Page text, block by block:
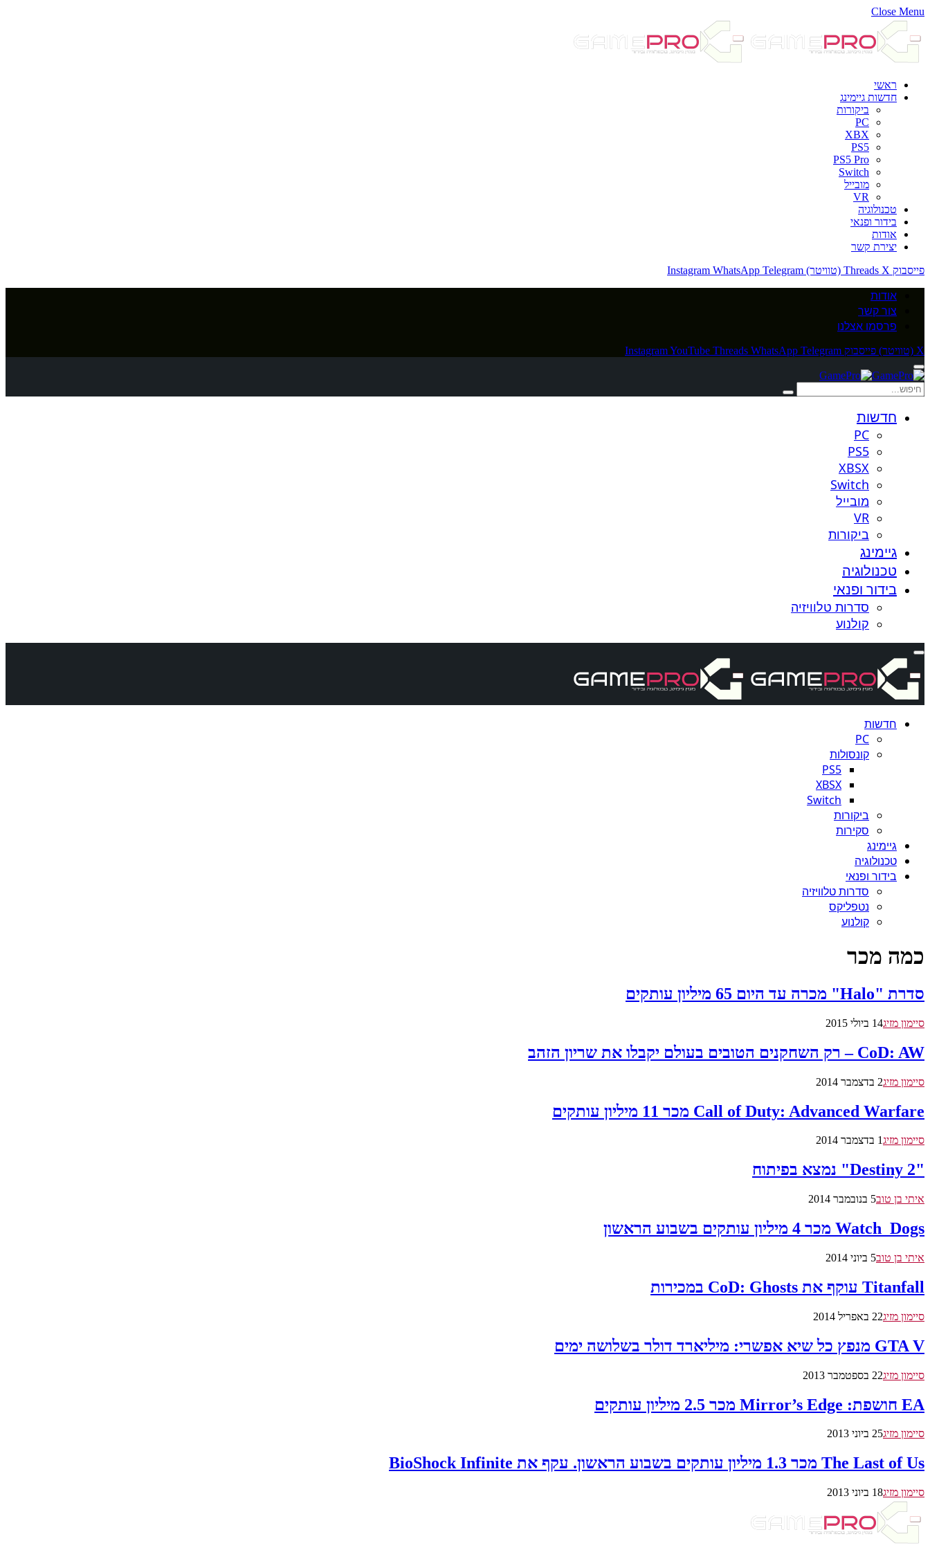
Close Menu
ראשי
חדשות גיימינג
ביקורות
PC
XBX
PS5
PS5 Pro
Switch
מובייל
VR
טכנולוגיה
בידור ופנאי
אודות
יצירת קשר
פייסבוק
Threads X (טוויטר) Instagram WhatsApp Telegram
אודות
צור קשר
פרסמו אצלנו
X (טוויטר) פייסבוק InstagramYouTube Threads WhatsApp Telegram
חדשות
PC
PS5
XBSX
Switch
מובייל
VR
ביקורות
גיימינג
טכנולוגיה
בידור ופנאי
סדרות טלוויזיה
קולנוע
חדשות
PC
קונסולות
PS5
XBSX
Switch
ביקורות
סקירות
גיימינג
טכנולוגיה
בידור ופנאי
סדרות טלוויזיה
נטפליקס
קולנוע
כמה מכר
סדרת "Halo" מכרה עד היום 65 מיליון עותקים
סיימון מזיג14 ביולי 2015
CoD: AW – רק השחקנים הטובים בעולם יקבלו את שריון הזהב
סיימון מזיג2 בדצמבר 2014
Call of Duty: Advanced Warfare מכר 11 מיליון עותקים
סיימון מזיג1 בדצמבר 2014
"Destiny 2" נמצא בפיתוח
איתי בן טוב5 בנובמבר 2014
Watch_Dogs מכר 4 מיליון עותקים בשבוע הראשון
איתי בן טוב5 ביוני 2014
Titanfall עוקף את CoD: Ghosts במכירות
סיימון מזיג22 באפריל 2014
GTA V מנפץ כל שיא אפשרי: מיליארד דולר בשלושה ימים
סיימון מזיג22 בספטמבר 2013
EA חושפת: Mirror’s Edge מכר 2.5 מיליון עותקים
סיימון מזיג25 ביוני 2013
The Last of Us מכר 1.3 מיליון עותקים בשבוע הראשון. עקף את BioShock Infinite
סיימון מזיג18 ביוני 2013